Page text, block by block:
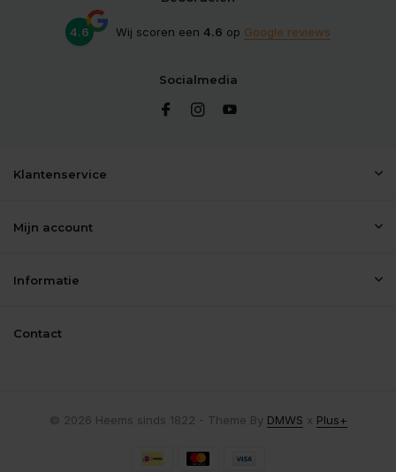
4.6 Wij scoren een 4.6 op Google reviews
Socialmedia
Klantenservice
Mijn account
Informatie
Contact
© 2026 Heems sinds 1822 - Theme By DMWS x Plus+